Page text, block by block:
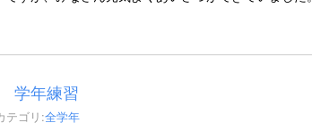
学年練習
ゴリ:全学年